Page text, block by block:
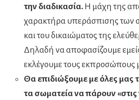
την διαδικασία. Η μάχη της
χαρακτήρα υπεράσπισης των
και του δικαιώματος της
Δηλαδή να αποφασίζουμε
εκλέγουμε τους εκπροσώπους
Θα επιδιώξουμε με όλες μας
τα σωματεία να πάρουν «στις